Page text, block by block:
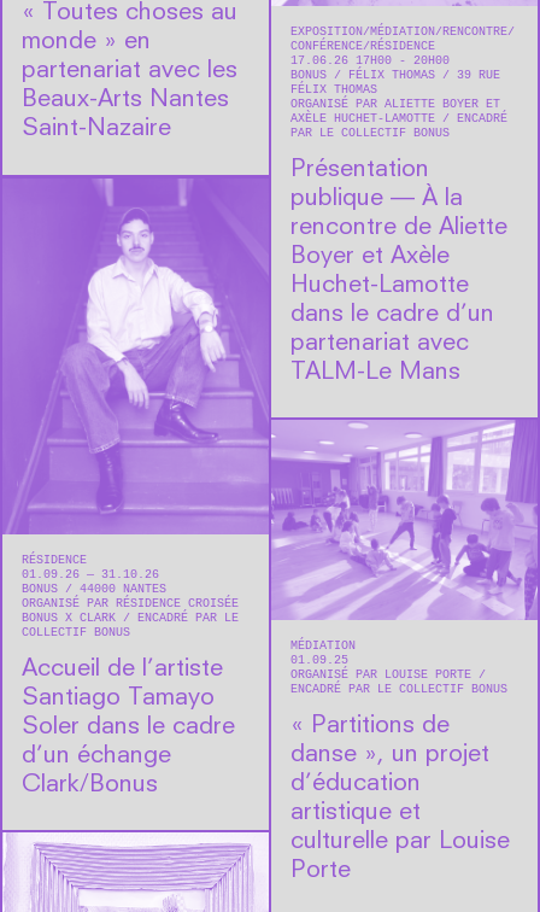
« Toutes choses au
monde » en
partenariat avec les
Beaux-Arts Nantes
Saint-Nazaire
EXPOSITION MÉDIATION
RENCONTRE/
CONFÉRENCE
RÉSIDENCE
17.06.26 17H00 - 20H00
BONUS
FÉLIX THOMAS
39 RUE
FÉLIX THOMAS
ORGANISÉ PAR ALIETTE BOYER ET
AXÈLE HUCHET-LAMOTTE
ENCADRÉ
PAR LE COLLECTIF BONUS
Présentation
publique — À la
rencontre de Aliette
Boyer et Axèle
Huchet-Lamotte
dans le cadre d’un
partenariat avec
TALM-Le Mans
RÉSIDENCE
01.09.26 — 31.10.26
BONUS
44000 NANTES
ORGANISÉ PAR RÉSIDENCE CROISÉE
BONUS X CLARK
ENCADRÉ PAR LE
COLLECTIF BONUS
Accueil de l’artiste
Santiago Tamayo
Soler dans le cadre
d’un échange
Clark/Bonus
MÉDIATION
01.09.25
ORGANISÉ PAR LOUISE PORTE
ENCADRÉ PAR LE COLLECTIF BONUS
« Partitions de
danse », un projet
d’éducation
artistique et
culturelle par Louise
Porte